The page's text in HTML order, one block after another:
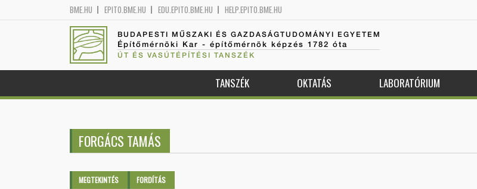
BME.HU EPITO.BME.HU EDU.EPITO.BME.HU HELP.EPITO.BME.HU
BUDAPESTI MŰSZAKI ÉS GAZDASÁGTUDOMÁNYI EGYETEM
Építőmérnöki Kar - építőmérnök képzés 1782 óta
ÚT ÉS VASÚTÉPÍTÉSI TANSZÉK
TANSZÉK OKTATÁS LABORATÓRIUM
FORGÁCS TAMÁS
Elsődleges fülek
MEGTEKINTÉS (AKTÍVFORDÍTÁS